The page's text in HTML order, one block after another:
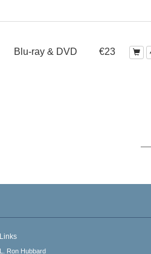
Blu-ray & DVD €23
Links
L. Ron Hubbard